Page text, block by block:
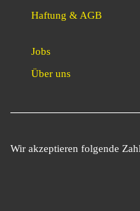
Haftung & AGB
Jobs
Über uns
Wir akzeptieren folgende